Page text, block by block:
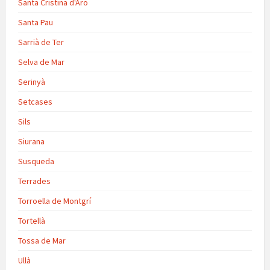
Santa Cristina d'Aro
Santa Pau
Sarrià de Ter
Selva de Mar
Serinyà
Setcases
Sils
Siurana
Susqueda
Terrades
Torroella de Montgrí
Tortellà
Tossa de Mar
Ullà